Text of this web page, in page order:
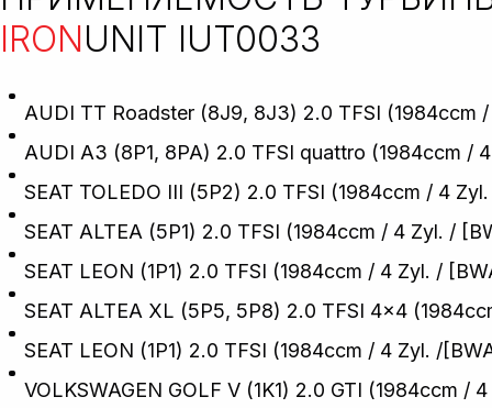
IRONUNIT IUT0033
AUDI TT Roadster (8J9, 8J3) 2.0 TFSI (1984ccm
AUDI A3 (8P1, 8PA) 2.0 TFSI quattro (1984ccm /
SEAT TOLEDO III (5P2) 2.0 TFSI (1984ccm / 4
SEAT ALTEA (5P1) 2.0 TFSI (1984ccm / 4 Zyl. /
SEAT LEON (1P1) 2.0 TFSI (1984ccm / 4 Zyl. /
SEAT ALTEA XL (5P5, 5P8) 2.0 TFSI 4x4
SEAT LEON (1P1) 2.0 TFSI (1984ccm / 4 Zyl. /
VOLKSWAGEN GOLF V (1K1) 2.0 GTI (1984ccm